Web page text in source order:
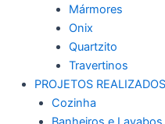
Mármores
Onix
Quartzito
Travertinos
PROJETOS REALIZADOS
Cozinha